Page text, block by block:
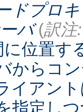
ドプロ
バ (訳注:
に位置す
からコ
イアン
指定し